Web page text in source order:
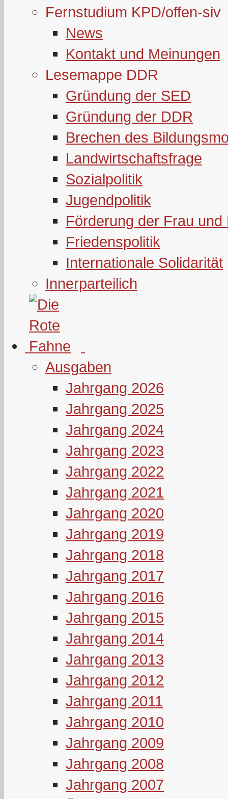
Fernstudium KPD/offen-siv
News
Kontakt und Meinungen
Lesemappe DDR
Gründung der SED
Gründung der DDR
Brechen des
Landwirtschaftsfrage
Sozialpolitik
Jugendpolitik
Förderung der Frau und
Friedenspolitik
Internationale Solidarität
Innerparteilich
Ausgaben
Jahrgang 2026
Jahrgang 2025
Jahrgang 2024
Jahrgang 2023
Jahrgang 2022
Jahrgang 2021
Jahrgang 2020
Jahrgang 2019
Jahrgang 2018
Jahrgang 2017
Jahrgang 2016
Jahrgang 2015
Jahrgang 2014
Jahrgang 2013
Jahrgang 2012
Jahrgang 2011
Jahrgang 2010
Jahrgang 2009
Jahrgang 2008
Jahrgang 2007